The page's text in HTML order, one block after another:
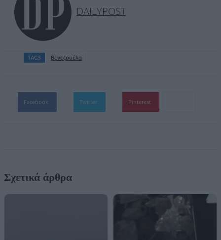
DAILYPOST
TAGS Βενεζουέλα
Facebook Twitter Pinterest
Σχετικά άρθρα